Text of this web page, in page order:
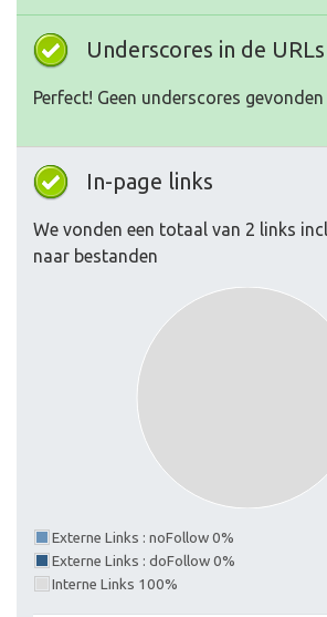
Underscores in de URLs
Perfect! Geen underscores gevonden
In-page links
We vonden een totaal van 2 links
naar bestanden
Externe Links : noFollow 0%
Externe Links : doFollow 0%
Interne Links 100%